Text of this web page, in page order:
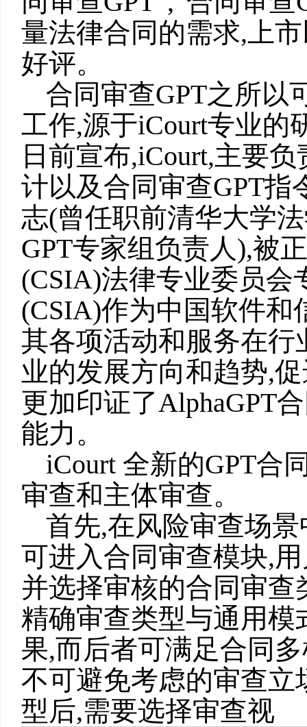
量法律合同的需求,上
好评。
合同审查GPT之所以
工作,源于iCourt专业的
日前宣布,iCourt,主要
计以及合同审查GPT
志(曾任职前清华大学
GPT专家组负责人),被
(CSIA)法律专业委员
(CSIA)作为中国软件和
其各项活动和服务在
业的发展方向和趋势,
更加印证了AlphaGPT
能力。
iCourt 全新的GPT合
审查和主体审查。
首先,在风险审查场景
可进入合同审查模块,
并选择审核的合同审
精确审查类型与通用
果,而后者可满足合同
不可避免考虑的审查
型后,需要选择审查视